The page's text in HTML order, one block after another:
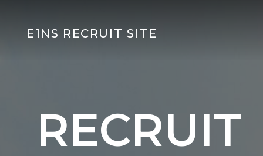
E1NS RECRUIT SITE
RECRUIT